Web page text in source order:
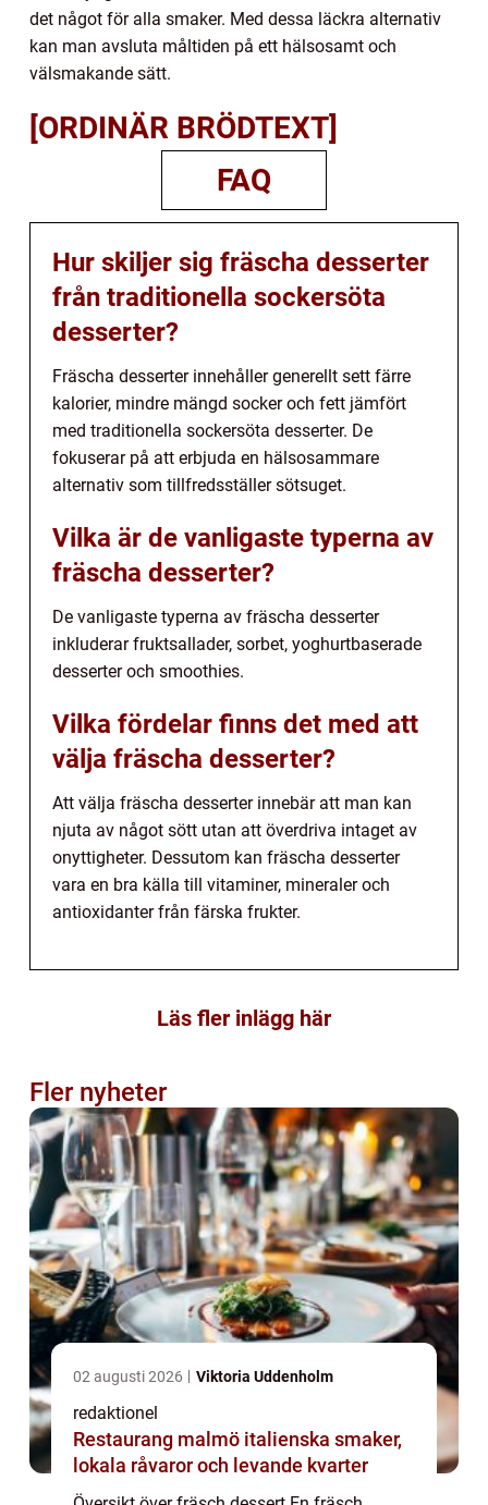
det något för alla smaker. Med dessa läckra alternativ
kan man avsluta måltiden på ett hälsosamt och
välsmakande sätt.
[ORDINÄR BRÖDTEXT]
FAQ
Hur skiljer sig fräscha desserter
från traditionella sockersöta
desserter?
Fräscha desserter innehåller generellt sett färre
kalorier, mindre mängd socker och fett jämfört
med traditionella sockersöta desserter. De
fokuserar på att erbjuda en hälsosammare
alternativ som tillfredsställer sötsuget.
Vilka är de vanligaste typerna av
fräscha desserter?
De vanligaste typerna av fräscha desserter
inkluderar fruktsallader, sorbet, yoghurtbaserade
desserter och smoothies.
Vilka fördelar finns det med att
välja fräscha desserter?
Att välja fräscha desserter innebär att man kan
njuta av något sött utan att överdriva intaget av
onyttigheter. Dessutom kan fräscha desserter
vara en bra källa till vitaminer, mineraler och
antioxidanter från färska frukter.
Läs fler inlägg här
Fler nyheter
02 augusti 2026 Viktoria Uddenholm
redaktionel
Restaurang malmö italienska smaker,
lokala råvaror och levande kvarter